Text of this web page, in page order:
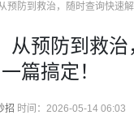
预防到救治，随时查询快速
从预防到救
篇搞定！
招 时间：2026-05-14 06:03